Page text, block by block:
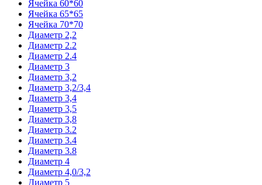
Ячейка 60*60
Ячейка 65*65
Ячейка 70*70
Диаметр 2,2
Диаметр 2.2
Диаметр 2.4
Диаметр 3
Диаметр 3,2
Диаметр 3,2/3,4
Диаметр 3,4
Диаметр 3,5
Диаметр 3,8
Диаметр 3.2
Диаметр 3.4
Диаметр 3.8
Диаметр 4
Диаметр 4,0/3,2
Диаметр 5